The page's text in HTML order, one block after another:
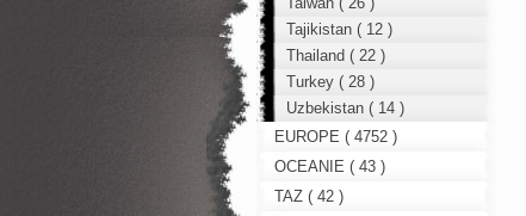
Tajikistan ( 12 )
Thailand ( 22 )
Turkey ( 28 )
Uzbekistan ( 14 )
EUROPE ( 4752 )
OCEANIE ( 43 )
TAZ ( 42 )